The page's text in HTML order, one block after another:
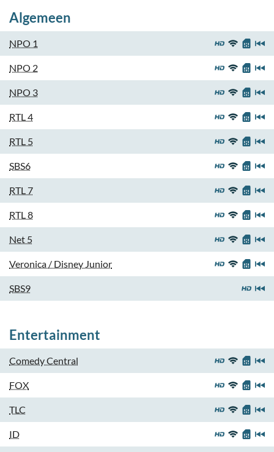
Algemeen
NPO 1
NPO 2
NPO 3
RTL 4
RTL 5
SBS6
RTL 7
RTL 8
Net 5
Veronica / Disney Junior
SBS9
Entertainment
Comedy Central
FOX
TLC
ID